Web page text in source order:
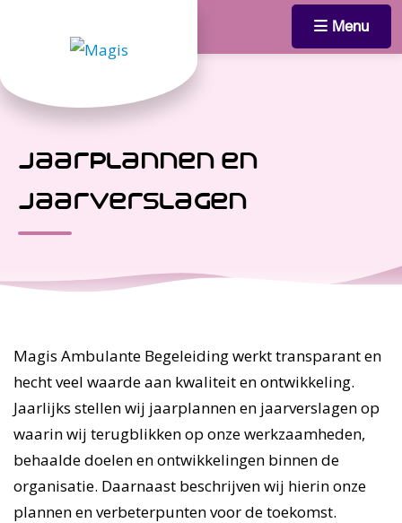
Menu
jaarplannen en
jaarverslagen
Magis Ambulante Begeleiding werkt transparant en
hecht veel waarde aan kwaliteit en ontwikkeling.
Jaarlijks stellen wij jaarplannen en jaarverslagen op
waarin wij terugblikken op onze werkzaamheden,
behaalde doelen en ontwikkelingen binnen de
organisatie. Daarnaast beschrijven wij hierin onze
plannen en verbeterpunten voor de toekomst.